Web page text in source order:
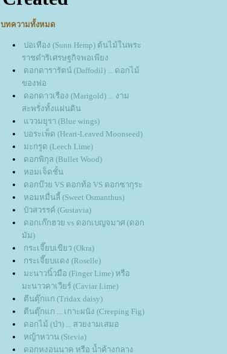
บทความทั้งหมด
ปอเทือง (Sunn Hemp) ต้นไม้ในพระ
ราชดำริเศรษฐกิจพอเพียง
ดอกดารารัตน์ (Daffodil) ... ดอกไม้
ของพ่อ
ดอกดาวเรือง (Marigold) ... งาม
สะพรั่งทั้งแผ่นดิน
ววมยุรา (Blue wings)
บอระเพ็ด (Heart-Leaved Moonseed)
มะกรูด (Leech Lime)
ดอกพิกุล (Bullet Wood)
หอมเจ็ดชั้น
ดอกบ๊วย VS ดอกท้อ VS ดอกซากุระ
หอมหมื่นลี้ (Sweet Osmanthus)
บัวสวรรค์ (Gustavia)
ดอกเก๊กฮวย vs ดอกเบญจมาศ (ดอก
มัม)
กระเจี๊ยบเขียว (Okra)
กระเจี๊ยบแดง (Roselle)
มะนาวนิ้วมือ (Finger Lime) หรือ
มะนาวคาเวียร์ (Caviar Lime)
ตีนตุ๊กแก (Tridax daisy)
ตีนตุ๊กแก ... เกาะผนัง (Creeping Fig)
ดอกไม้ (ป่า) ... สวยงามเสมอ
หญ้าหวาน (Stevia)
ดอกหงอนนาค หรือ น้ำค้างกลาง